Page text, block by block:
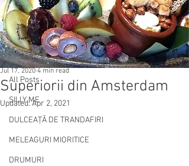
Post
All Posts
SILLY ME
DULCEAȚĂ DE TRANDAFIRI
MELEAGURI MIORITICE
DRUMURI
All Posts
Superiorii din Amsterdam
Jul 17, 2020 4 min read
Updated:Apr 2, 2021